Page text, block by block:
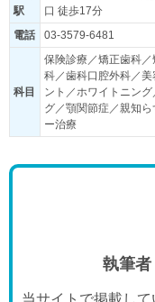
駅
口 徒歩17分
電話
03-3579-6481
科目
保険診療／矯正歯科
科／歯科口腔外科／
ント／ホワイトニン
グ／顎関節症／親知
ー治療
執筆者
当サイトで掲載し